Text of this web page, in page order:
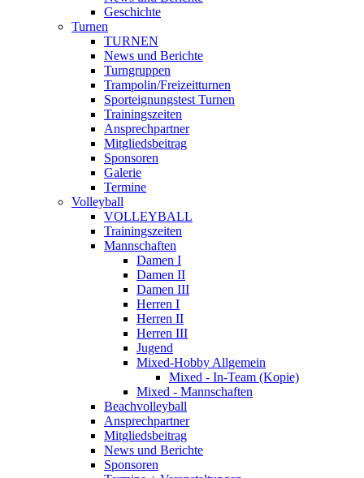
Geschichte
Turnen
TURNEN
News und Berichte
Turngruppen
Trampolin/Freizeitturnen
Sporteignungstest Turnen
Trainingszeiten
Ansprechpartner
Mitgliedsbeitrag
Sponsoren
Galerie
Termine
Volleyball
VOLLEYBALL
Trainingszeiten
Mannschaften
Damen I
Damen II
Damen III
Herren I
Herren II
Herren III
Jugend
Mixed-Hobby Allgemein
Mixed - In-Team (Kopie)
Mixed - Mannschaften
Beachvolleyball
Ansprechpartner
Mitgliedsbeitrag
News und Berichte
Sponsoren